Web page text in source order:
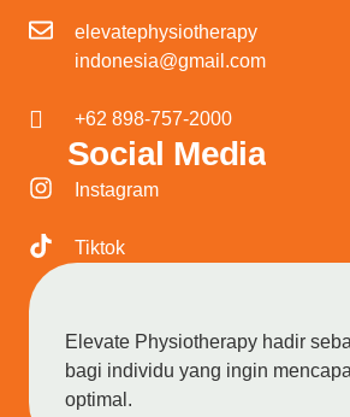
elevatephysiotherapy
indonesia@gmail.com
+62 898-757-2000
Social Media
Instagram
Tiktok
Elevate Physiotherapy hadir
bagi individu yang ingin
optimal.